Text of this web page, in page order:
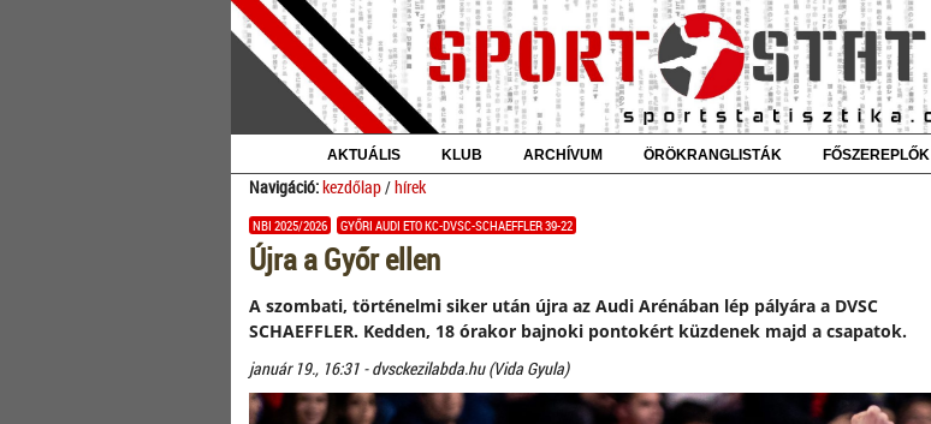
AKTUÁLIS KLUB ARCHÍVUM ÖRÖKRANGLISTÁK FŐSZEREPLŐK
Navigáció:kezdőlap/hírek
NBI 2025/2026 GYŐRI AUDI ETO KC-DVSC-SCHAEFFLER 39-22
Újra a Győr ellen
A szombati, történelmi siker után újra az Audi Arénában lép pályára a DVSC
SCHAEFFLER. Kedden, 18 órakor bajnoki pontokért küzdenek majd a csapatok.
január 19., 16:31 - dvsckezilabda.hu (Vida Gyula)